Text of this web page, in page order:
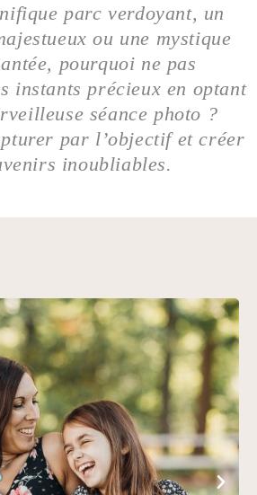
parc verdoyant, un
ou une mystique
pourquoi ne pas
instants précieux en optant
séance photo ?
par l’objectif et créer
inoubliables.